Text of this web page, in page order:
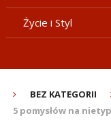
Życie i Styl
BEZ KATEGORII
5 pomysłów na